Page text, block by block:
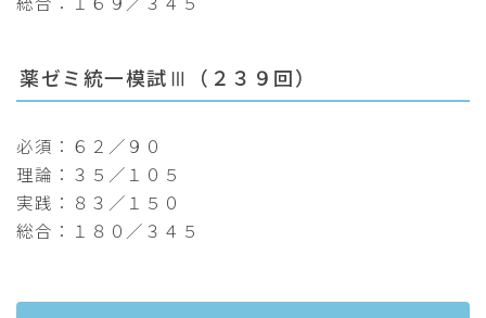
薬ゼミ統一模試Ⅲ（２３９回）
必須：６２／９０
理論：３５／１０５
実践：８３／１５０
総合：１８０／３４５